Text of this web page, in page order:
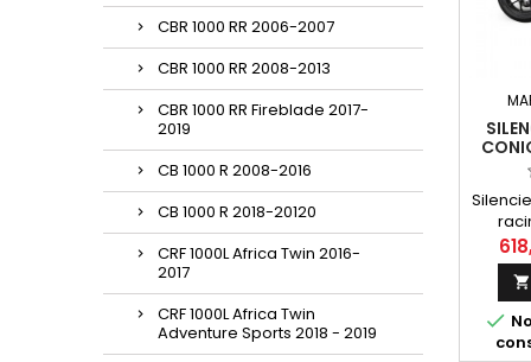
CBR 1000 RR 2006-2007
CBR 1000 RR 2008-2013
CBR 1000 RR Fireblade 2017-
2019
CB 1000 R 2008-2016
CB 1000 R 2018-20120
CRF 1000L Africa Twin 2016-
2017
CRF 1000L Africa Twin
Adventure Sports 2018 - 2019
GP,
pour
et

